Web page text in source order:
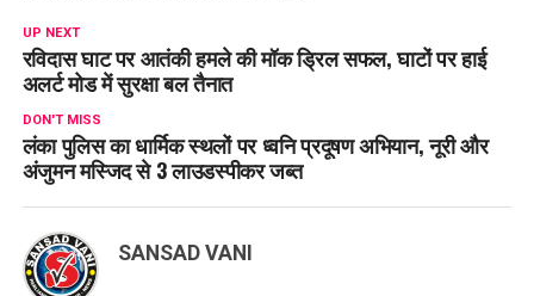
UP NEXT
रविदास घाट पर आतंकी हमले की मॉक ड्रिल सफल, घाटों पर हाई
अलर्ट मोड में सुरक्षा बल तैनात
DON'T MISS
लंका पुलिस का धार्मिक स्थलों पर ध्वनि प्रदूषण अभियान, नूरी और
अंजुमन मस्जिद से 3 लाउडस्पीकर जब्त
SANSAD VANI